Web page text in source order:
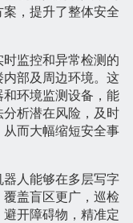
，提升了整体安全
监控和异常检测的
部及周边环境。这
环境监测设备，能
析潜在风险，及时
而大幅缩短安全事
人能够在多层写字
盖盲区更广，巡检
开障碍物，精准定